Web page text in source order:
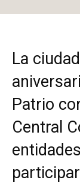
La
Patrio
Central